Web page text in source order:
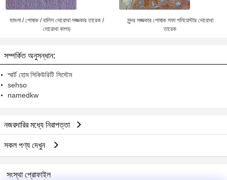
মামলা / পোষাক / বালিশ দোরোখা সজ্জকার তারেক /
দোরোখা কাপড়
সুন্দর সজ্জকার পোষাক সফা পলিয়েস্টার দোরোখা
তারেক
সম্পর্কিত অনুসন্ধান:
স্মার্ট হোম সিকিউরিটি সিস্টেম
sehso
namedkw
নজরদারির মধ্যে নিরাপত্তা
সকল পণ্য দেখুন
সংস্থা প্রোফাইল